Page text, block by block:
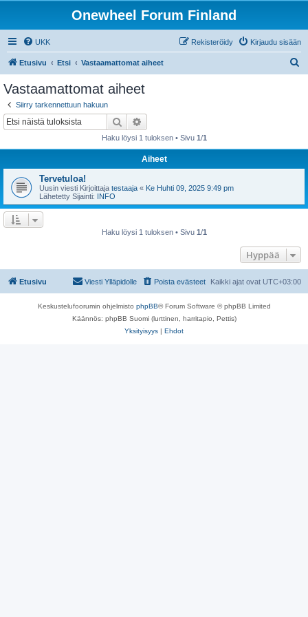
Onewheel Forum Finland
UKK Kirjaudu sisään
Rekisteröidy
Etusivu Etsi Vastaamattomat aiheet
Vastaamattomat aiheet
Siirry tarkennettuun hakuun
Etsi
Haku löysi 1 tuloksen • Sivu 1/1
Aiheet
Tervetuloa!
Uusin viesti Kirjoittaja testaaja « Ke Huhti 09, 2025 9:49 pm
Lähetetty Sijainti: INFO
Haku löysi 1 tuloksen • Sivu 1/1
Hyppää
Etusivu Kaikki ajat ovat UTC+03:00
Poista evästeet
Viesti Ylläpidolle
Keskustelufoorumin ohjelmisto phpBB® Forum Software © phpBB Limited
Käännös: phpBB Suomi (lurttinen, harritapio, Pettis)
Yksityisyys | Ehdot